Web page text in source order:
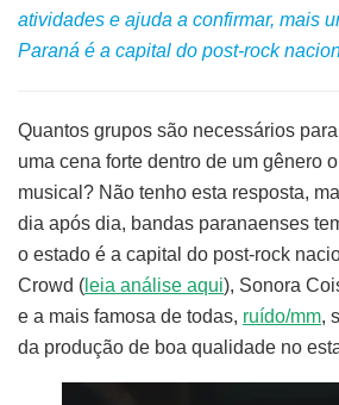
atividades e ajuda a confirmar, mais
Paraná é a capital do post-rock
Quantos grupos são necessários
uma cena forte dentro de um gênero
musical? Não tenho esta resposta,
dia após dia, bandas paranaenses
o estado é a capital do post-rock
Crowd ( leia análise aqui), Sonora
e a mais famosa de todas, ruído/mm,
da produção de boa qualidade no